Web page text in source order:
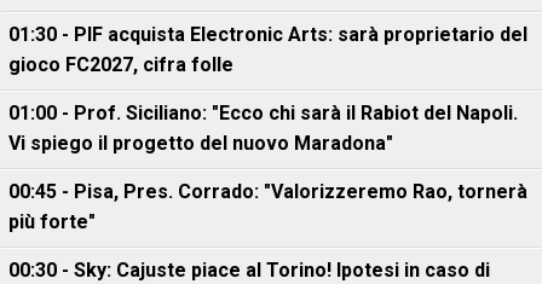
01:30 - PIF acquista Electronic Arts: sarà proprietario del
gioco FC2027, cifra folle
01:00 - Prof. Siciliano: "Ecco chi sarà il Rabiot del Napoli.
Vi spiego il progetto del nuovo Maradona"
00:45 - Pisa, Pres. Corrado: "Valorizzeremo Rao, tornerà
più forte"
00:30 - Sky: Cajuste piace al Torino! Ipotesi in caso di